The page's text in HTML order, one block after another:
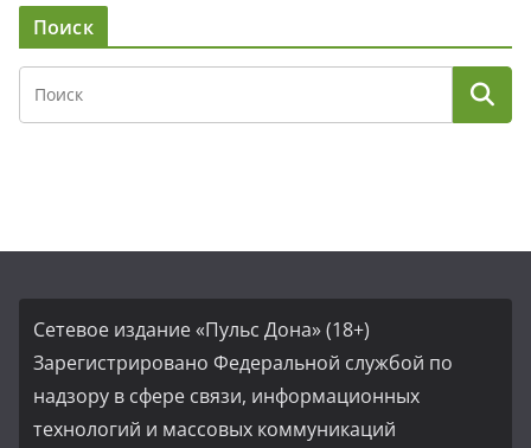
Поиск
Сетевое издание «Пульс Дона» (18+)
Зарегистрировано Федеральной службой по
надзору в сфере связи, информационных
технологий и массовых коммуникаций